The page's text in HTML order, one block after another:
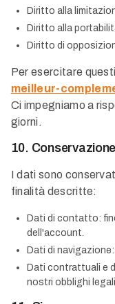
Diritto alla
Diritto alla
Diritto di
Per esercitare
meilleur-
Ci impegniamo a
giorni.
10.
I dati sono
finalità descritte:
Dati di contatto:
dell'account.
Dati di navigazione:
Dati contrattuali e
nostri obblighi legali.